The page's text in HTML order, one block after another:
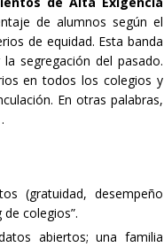
de alumnos según el
de equidad. Esta banda
segregación del pasado.
en todos los colegios y
En otras palabras,
.
(gratuidad, desempeño
colegios”.
abiertos; una familia